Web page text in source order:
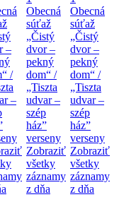
–
/
–
Obecná
súťaž
„Čistý
dvor –
pekný
dom“ /
„Tiszta
udvar –
szép
ház”
verseny
Zobraziť
všetky
záznamy
z dňa
Obecná
súťaž
„Čistý
dvor –
pekný
dom“ /
„Tiszta
udvar –
szép
ház”
verseny
Zobraziť
všetky
záznamy
z dňa